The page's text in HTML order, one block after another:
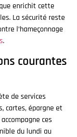
enrichit cette
La sécurité reste
l’hameçonnage
.
courantes
de services
cartes, épargne et
ces
du lundi au